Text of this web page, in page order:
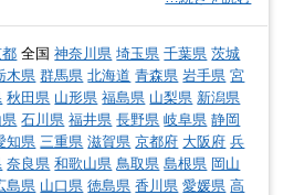
全国神奈川県 埼玉県 千葉県 茨城
木県 群馬県 北海道 青森県 岩手県 宮
秋田県 山形県 福島県 山梨県 新潟県
石川県 福井県 長野県 岐阜県 静岡
知県 三重県 滋賀県 京都府 大阪府 兵
奈良県 和歌山県 鳥取県 島根県 岡山
島県 山口県 徳島県 香川県 愛媛県 高